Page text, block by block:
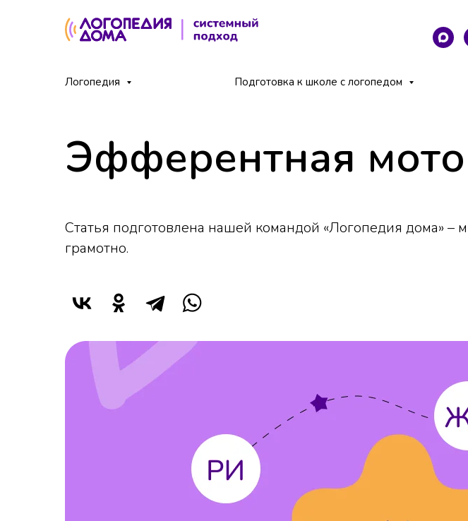
Логопедия Подготовка к школе с логопедом
Главная / Блог Эфферентная моторная афазия
Эфферентная
Статья подготовлена нашей командой «Логопедия дома» –
грамотно.